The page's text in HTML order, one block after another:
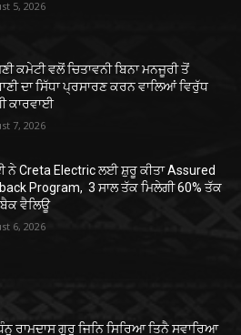
5, 2026
ਕਮੇਟੀ ਵਲੋਂ ਚਿਤਾਵਨੀ ਬਿਨਾ ਮਨਜੂਰੀ ਤੋਂ
ਦਾ ਸਿੱਧਾ ਪ੍ਰਸਾਰਣ ਕਰਨ ਵਾਲਿਆਂ ਵਿਰੁੱਧ
ਕਾਰਵਾਈ
7, 2026
ਨੇ Creta Electric ਲਈ ਸ਼ੁਰੂ ਕੀਤਾ Assured
Program, 3 ਸਾਲ ਤੱਕ ਮਿਲੇਗੀ 60% ਤੱਕ
ਵੈਲਿਊ
6, 2026
ਰਾਮਦਾਸ ਗੁਰੁ ਜਿਨਿ ਸਿਰਿਆ ਤਿਨੈ ਸਵਾਰਿਆ